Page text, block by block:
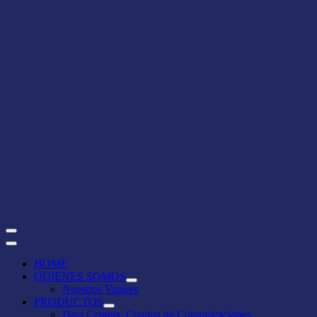
HOME
QUIENES SOMOS
Show
QUIENES
Hide
QUIENES
Nuestros Valores
PRODUCTOS
Show
Hide
Data Centers, Cuartos de Comunicaciones